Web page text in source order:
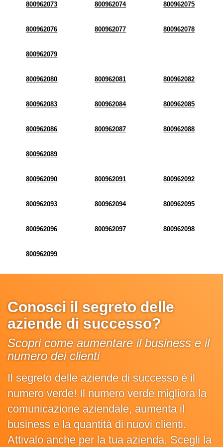
800962073 800962074 800962075
800962076 800962077 800962078
800962079
800962080 800962081 800962082
800962083 800962084 800962085
800962086 800962087 800962088
800962089
800962090 800962091 800962092
800962093 800962094 800962095
800962096 800962097 800962098
800962099
Conosci il segreto delle
aziende di successo?
Scopri come aumentare il business e il
numero dei clienti
Il segreto delle aziende di successo è il
numero verde! Il numero verde migliora la
comunicazione aziendale, aumenta il
business e la quantità di nuovi clienti.
Attivalo anche per la tua azienda. Scegli la